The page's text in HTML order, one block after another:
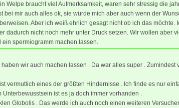
Welpe braucht viel Aufmerksamkeit, waren sehr stressig die
bei mir auch alles ok, sie würde mich aber auch wenn der
Aber ich weiß ehrlich gesagt nicht ob ich das möchte.
dadurch nicht noch mehr unter Druck setzen. Wir wollen aber
spermiogramm machen lassen.
wir auch machen lassen . Da war alles super . Zumindest
vermutlich eines der größten Hindernisse . Ich finde es nur
Unterbewusstsein ist es ja doch immer vorhanden .
Globolis . Das werde ich auch noch einen weiteren Versuchen